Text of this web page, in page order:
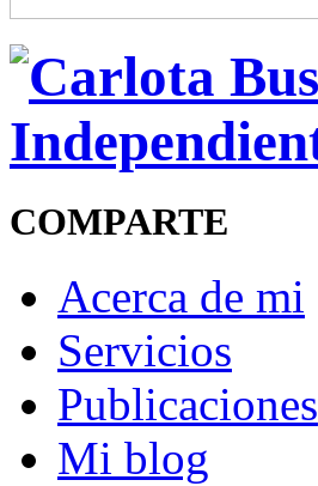
COMPARTE
Acerca de mi
Servicios
Publicaciones
Mi blog